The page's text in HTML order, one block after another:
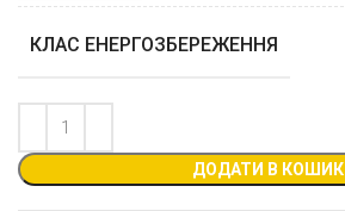
КЛАС ЕНЕРГОЗБЕРЕЖЕННЯ
ДОДАТИ В КОШИК